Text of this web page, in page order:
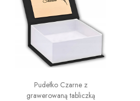
Pudełko Czarne z
grawerowaną tabliczką